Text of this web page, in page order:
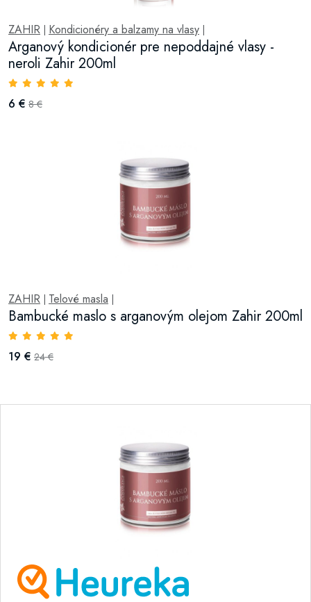
ZAHIR Kondicionéry a balzamy na vlasy
Arganový kondicionér pre nepoddajné vlasy -
neroli Zahir 200ml
6 € 8 €
ZAHIR Telové masla
Bambucké maslo s arganovým olejom Zahir 200ml
19 € 24 €